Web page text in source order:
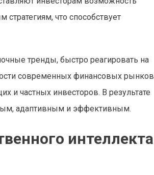
что способствует
тренды, быстро реагировать на
современных финансовых рынков
и частных инвесторов. В результате
адаптивным и эффективным.
интеллекта